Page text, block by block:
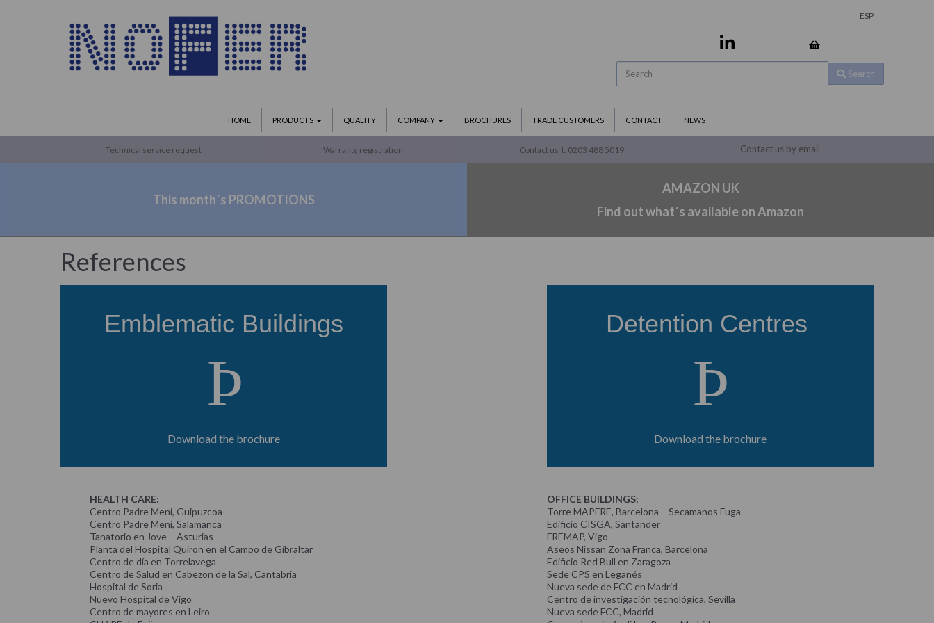
ESP
Search
HOME PRODUCTS QUALITY COMPANY BROCHURES TRADE CUSTOMERS CONTACT NEWS
Technical service request Warranty registration Contact us t. 0203 488 5019 Contact us by email
This month´s PROMOTIONS
AMAZON UK
Find out what´s available on Amazon
References
Emblematic Buildings
Þ
Download the brochure
Detention Centres
Þ
Download the brochure
HEALTH CARE:
Centro Padre Meni, Guipuzcoa
Centro Padre Meni, Salamanca
Tanatorio en Jove – Asturias
Planta del Hospital Quiron en el Campo de Gibraltar
Centro de día en Torrelavega
Centro de Salud en Cabezon de la Sal, Cantabria
Hospital de Soria
Nuevo Hospital de Vigo
Centro de mayores en Leiro
OFFICE BUILDINGS:
Torre MAPFRE, Barcelona – Secamanos Fuga
Edificio CISGA, Santander
FREMAP, Vigo
Aseos Nissan Zona Franca, Barcelona
Edificio Red Bull en Zaragoza
Sede CPS en Leganés
Nueva sede de FCC en Madrid
Centro de investigación tecnológica, Sevilla
Nueva sede FCC, Madrid